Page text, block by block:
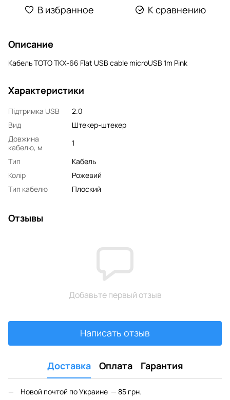
В избранное К сравнению
Описание
Кабель TOTO TKX-66 Flat USB cable microUSB 1m Pink
Характеристики
Підтримка USB
2.0
Вид
Штекер-штекер
Довжина
кабелю, м
1
Тип
Кабель
Колір
Рожевий
Тип кабелю
Плоский
Отзывы
Добавьте первый отзыв
Написать отзыв
Доставка Оплата Гарантия
Новой почтой по Украине — 85 грн.